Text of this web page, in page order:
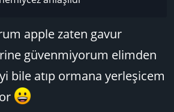
apple zaten gavur
güvenmiyorum elimden
bile atıp ormana yerleşicem